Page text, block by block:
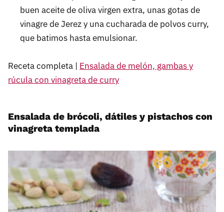
buen aceite de oliva virgen extra, unas gotas de
vinagre de Jerez y una cucharada de polvos curry,
que batimos hasta emulsionar.
Receta completa | Ensalada de melón, gambas y
rúcula con vinagreta de curry
Ensalada de brócoli, dátiles y pistachos con
vinagreta templada